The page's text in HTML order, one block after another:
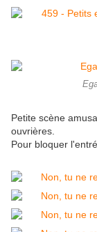
Petite scène
ouvrières.
Pour bloquer